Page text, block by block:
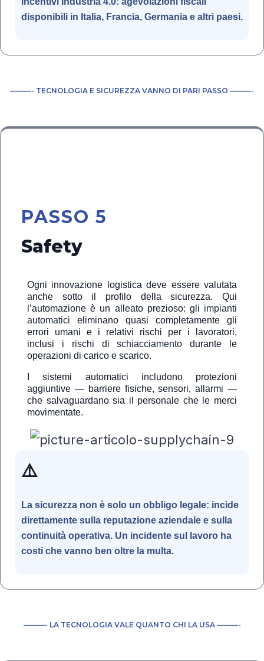
disponibili in Italia, Francia, Germania e altri paesi.
———- TECNOLOGIA E SICUREZZA VANNO DI PARI PASSO ———-
PASSO 5
Safety
Ogni innovazione logistica deve essere valutata
anche sotto il profilo della sicurezza. Qui
l’automazione è un alleato prezioso: gli impianti
automatici eliminano quasi completamente gli
errori umani e i relativi rischi per i lavoratori,
inclusi i rischi di schiacciamento durante le
operazioni di carico e scarico.
I sistemi automatici includono protezioni
aggiuntive — barriere fisiche, sensori, allarmi —
che salvaguardano sia il personale che le merci
movimentate.
⚠️
La sicurezza non è solo un obbligo legale: incide
direttamente sulla reputazione aziendale e sulla
continuità operativa. Un incidente sul lavoro ha
costi che vanno ben oltre la multa.
———- LA TECNOLOGIA VALE QUANTO CHI LA USA ———-